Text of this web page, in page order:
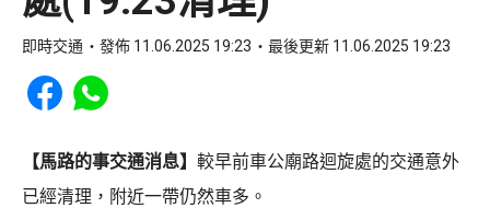
即時交通 發佈 11.06.2025 19:23 最後更新 11.06.2025 19:23
Share to Facebook
Share to WhatsApp
【馬路的事交通消息】 較早前車公廟路迴旋處的交通意外
已經清理，附近一帶仍然車多。